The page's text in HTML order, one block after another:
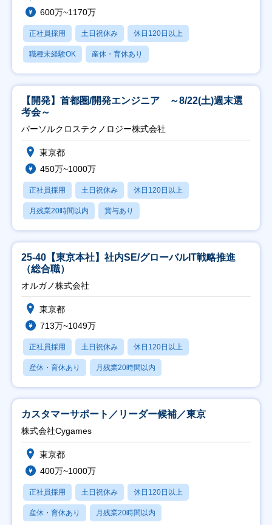
600万~1170万
正社員採用 土日祝休み 休日120日以上
職種未経験OK 産休・育休あり
【開発】首都圏/開発エンジニア ～8/22(土)週末選
考会～
パーソルクロステクノロジー株式会社
東京都
450万~1000万
正社員採用 土日祝休み 休日120日以上
月残業20時間以内 賞与あり
25-40【東京本社】社内SE/グローバルIT戦略推進
（総合職）
オルガノ株式会社
東京都
713万~1049万
正社員採用 土日祝休み 休日120日以上
産休・育休あり 月残業20時間以内
カスタマーサポート／リーダー候補／東京
株式会社Cygames
東京都
400万~1000万
正社員採用 土日祝休み 休日120日以上
産休・育休あり 月残業20時間以内